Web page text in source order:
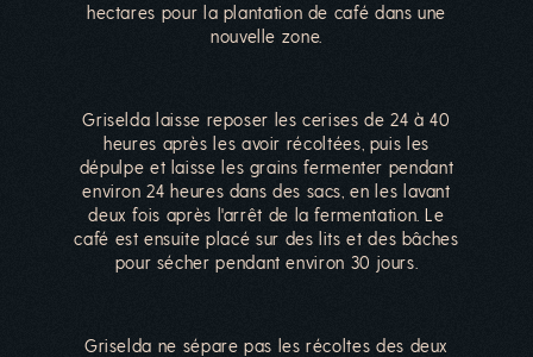
hectares pour la plantation de café dans une
nouvelle zone.
Griselda laisse reposer les cerises de 24 à 40
heures après les avoir récoltées, puis les
dépulpe et laisse les grains fermenter pendant
environ 24 heures dans des sacs, en les lavant
deux fois après l'arrêt de la fermentation. Le
café est ensuite placé sur des lits et des bâches
pour sécher pendant environ 30 jours.
Griselda ne sépare pas les récoltes des deux